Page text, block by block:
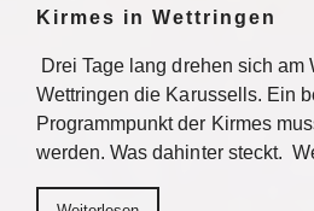
Kirmes in Wettringen
Drei Tage lang drehen sich am
Wettringen die Karussells. Ein
Programmpunkt der Kirmes
werden. Was dahinter steckt.